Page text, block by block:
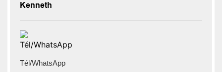
Kenneth
Tél/WhatsApp